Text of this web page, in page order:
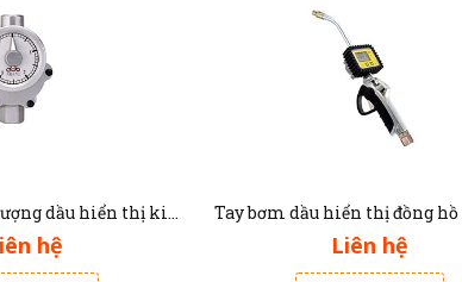
Đồng hồ đo lưu lượng dầu hiển thị kim Jolong M101
hệ Liên hệ